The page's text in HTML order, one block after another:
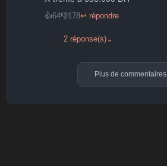
👍64👎178↩ répondre
2 réponse(s) ⌄
Plus de commentaires